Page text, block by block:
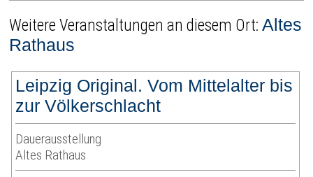
Weitere Veranstaltungen an diesem Ort:Altes
Rathaus
Leipzig Original. Vom Mittelalter bis
zur Völkerschlacht
Dauerausstellung
Altes Rathaus